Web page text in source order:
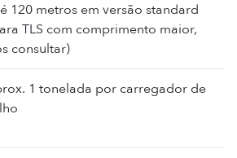
120 metros em versão standard
TLS com comprimento maior,
consultar)
1 tonelada por carregador de